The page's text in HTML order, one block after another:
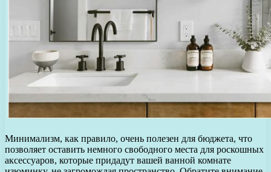
Минимализм, как правило, очень полезен для бюджета, что
позволяет оставить немного свободного места для роскошных
аксессуаров, которые придадут вашей ванной комнате